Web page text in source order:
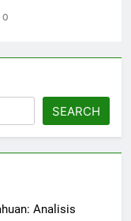
0
SEARCH
Analisis